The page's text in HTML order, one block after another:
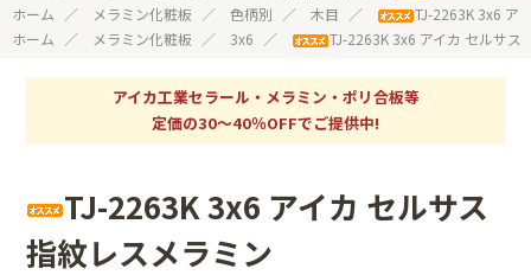
ホーム
メラミン化粧板 色柄別 木目
TJ-2263K 3x6 ア
ホーム
メラミン化粧板 3x6 TJ-2263K 3x6 アイカ セルサス
アイカ工業セラール・メラミン・ポリ合板等
定価の30～40％OFFでご提供中!
TJ-2263K 3x6 アイカ セルサス
指紋レスメラミン